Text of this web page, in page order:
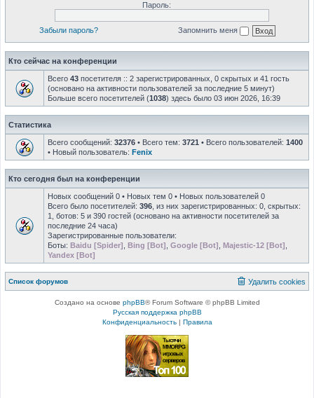
Пароль:
Забыли пароль? Запомнить меня
Кто сейчас на конференции
Всего 43 посетителя :: 2 зарегистрированных, 0 скрытых и 41 гость
(основано на активности пользователей за последние 5 минут)
Больше всего посетителей (1038) здесь было 03 июн 2026, 16:39
Статистика
Всего сообщений: 32376 • Всего тем: 3721 • Всего пользователей: 1400
• Новый пользователь: Fenix
Кто сегодня был на конференции
Новых сообщений 0 • Новых тем 0 • Новых пользователей 0
Всего было посетителей: 396 , из них зарегистрированных: 0, скрытых:
1, ботов: 5 и 390 гостей (основано на активности посетителей за
последние 24 часа)
Зарегистрированные пользователи:
Боты: Baidu [Spider] Bing [Bot] Google [Bot] Majestic-12 [Bot]
Yandex [Bot]
Список форумов Удалить cookies
Создано на основе phpBB® Forum Software © phpBB Limited
Русская поддержка phpBB
Конфиденциальность| Правила